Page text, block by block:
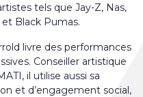
tels que Jay-Z, Nas,
et Black Pumas.
livre des performances
Conseiller artistique
il utilise aussi sa
et d’engagement social,